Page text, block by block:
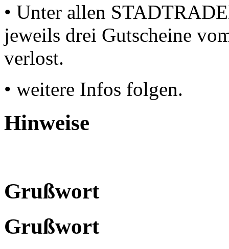
• Unter allen
jeweils drei Gutscheine
verlost.
• weitere Infos folgen.
Hinweise
Grußwort
Grußwort